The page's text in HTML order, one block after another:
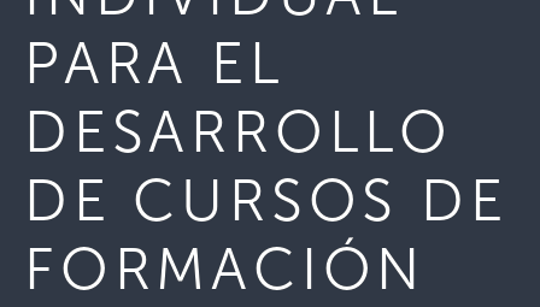
PARA EL
DESARROLLO
DE CURSOS DE
FORMACIÓN